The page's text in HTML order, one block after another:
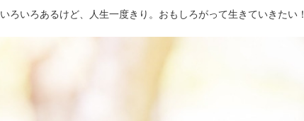
いろいろあるけど、人生一度きり。おもしろがって生きていきたい！